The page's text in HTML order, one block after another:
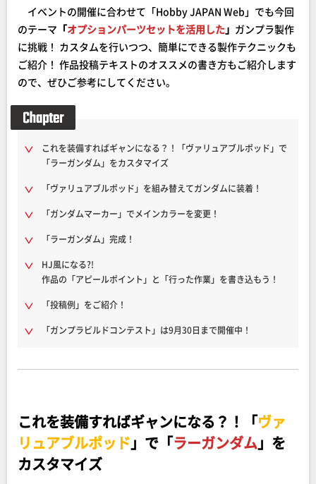
イベントの開催に合わせて「Hobby JAPAN Web」でも今回
のテーマ 「オプションパーツセットを活用した」 ガンプラ製作
に挑戦！ カスタムを行いつつ、簡単にできる製作テクニックも
ご紹介！ 作品投稿テキストのオススメの書き方もご紹介します
ので、ぜひご参考にしてください。
これを装備すればギャンになる？！「ヴァリュアブルポッド」で
「ラーガンダム」をカスタマイズ
「ヴァリュアブルポッド」を組み替えてガンダムに装着！
「ガンダムマーカー」でメインカラーを変更！
「ラーガンダム」完成！
HJ風になる?!
作品の「アピールポイント」と「行った作業」を書き込もう！
「投稿例」をご紹介！
「ガンプラビルドコンテスト」は9月30日まで開催中！
これを装備すればギャンになる？！「ヴァ
リュアブルポッド」で「ラーガンダム」を
カスタマイズ